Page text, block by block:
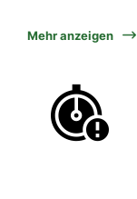
Mehr anzeigen